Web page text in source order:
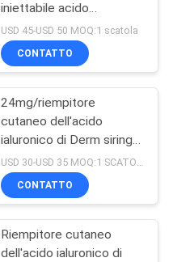
iniettabile acido
ialuronico di ml Ultra4 per
le labbra 2*1ml
USD 45-USD 50 MOQ:1 scatola
CONTATTO
24mg/riempitore
cutaneo dell'acido
ialuronico di Derm siringa
di ml 2ml
CONTATTO
Riempitore cutaneo
dell'acido ialuronico di